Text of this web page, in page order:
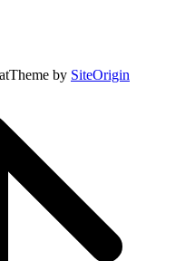
Theme by SiteOrigin